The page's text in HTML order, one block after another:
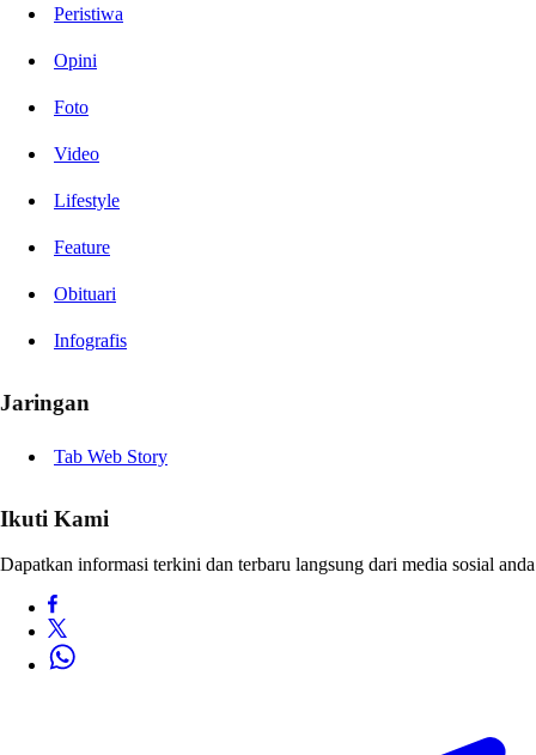
Peristiwa
Opini
Foto
Video
Lifestyle
Feature
Obituari
Infografis
Jaringan
Tab Web Story
Ikuti Kami
Dapatkan informasi terkini dan terbaru langsung dari media sosial anda